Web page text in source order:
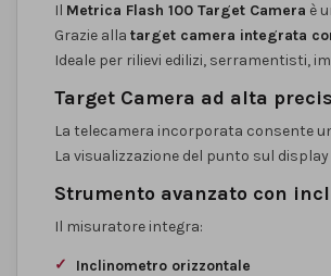
Il Metrica Flash 100 Target Camera è
Grazie alla target camera integrata
Ideale per rilievi edilizi, serramentisti,
Target Camera ad alta
La telecamera incorporata consente
La visualizzazione del punto sul
Strumento avanzato con
Il misuratore integra:
Inclinometro orizzontale